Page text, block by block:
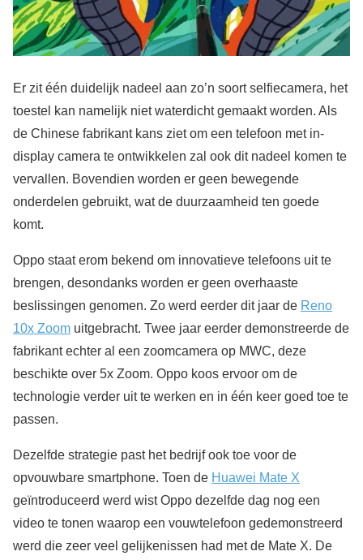
Er zit één duidelijk nadeel aan zo’n soort selfiecamera, het
toestel kan namelijk niet waterdicht gemaakt worden. Als
de Chinese fabrikant kans ziet om een telefoon met in-
display camera te ontwikkelen zal ook dit nadeel komen te
vervallen. Bovendien worden er geen bewegende
onderdelen gebruikt, wat de duurzaamheid ten goede
komt.
Oppo staat erom bekend om innovatieve telefoons uit te
brengen, desondanks worden er geen overhaaste
beslissingen genomen. Zo werd eerder dit jaar de Reno
10x Zoom uitgebracht. Twee jaar eerder demonstreerde de
fabrikant echter al een zoomcamera op MWC, deze
beschikte over 5x Zoom. Oppo koos ervoor om de
technologie verder uit te werken en in één keer goed toe te
passen.
Dezelfde strategie past het bedrijf ook toe voor de
opvouwbare smartphone. Toen de Huawei Mate X
geïntroduceerd werd wist Oppo dezelfde dag nog een
video te tonen waarop een vouwtelefoon gedemonstreerd
werd die zeer veel gelijkenissen had met de Mate X. De